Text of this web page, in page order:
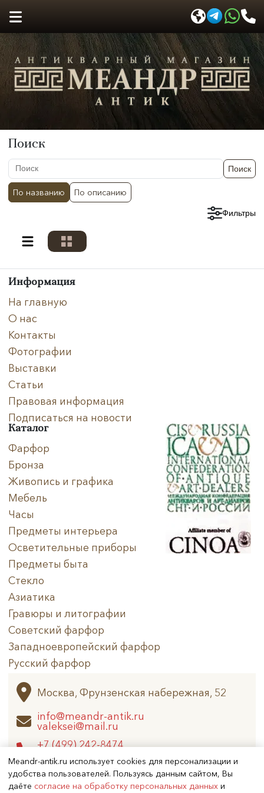
Поиск
Поиск
По названию По описанию
Фильтры
Разделы
Направление
Век
Страна
Цена
Тип
Автор
Стиль
Формат
Техника
Материал
Meandr-antik.ru использует cookies для персонализации и
удобства пользователей. Пользуясь данным сайтом, Вы
даёте согласие на обработку персональных данных и
Информация
На главную
О нас
Контакты
Фотографии
Выставки
Статьи
Правовая информация
Подписаться на новости
Каталог
Фарфор
Бронза
Живопись и графика
Мебель
Часы
Предметы интерьера
Осветительные приборы
Предметы быта
Стекло
Азиатика
Гравюры и литографии
Советский фарфор
Западноевропейский фарфор
Русский фарфор
Архив
Москва, Фрунзенская набережная, 52
info@meandr-antik.ru
valeksei@mail.ru
+7 (499) 242-8474
+7 (925) 506-6926
Не является публичной офертой